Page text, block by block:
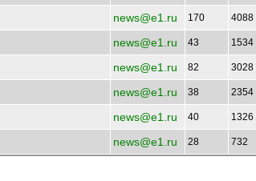
news@e1.ru 170 4088
news@e1.ru 43 1534
news@e1.ru 82 3028
news@e1.ru 38 2354
news@e1.ru 40 1326
news@e1.ru 28 732